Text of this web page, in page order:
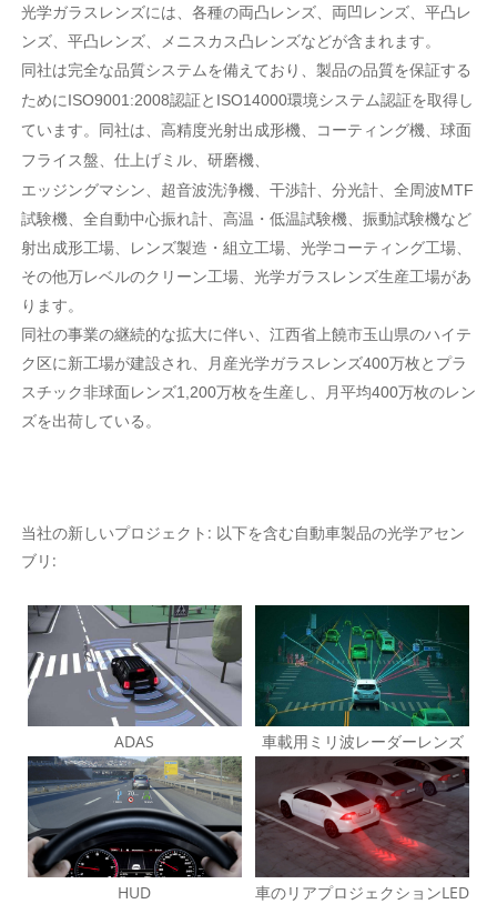
光学ガラスレンズには、各種の両凸レンズ、両凹レンズ、平凸レ
ンズ、平凸レンズ、メニスカス凸レンズなどが含まれます。
同社は完全な品質システムを備えており、製品の品質を保証する
ためにISO9001:2008認証とISO14000環境システム認証を取得し
ています。同社は、高精度光射出成形機、コーティング機、球面
フライス盤、仕上げミル、研磨機、
エッジングマシン、超音波洗浄機、干渉計、分光計、全周波MTF
試験機、全自動中心振れ計、高温・低温試験機、振動試験機など
射出成形工場、レンズ製造・組立工場、光学コーティング工場、
その他万レベルのクリーン工場、光学ガラスレンズ生産工場があ
ります。
同社の事業の継続的な拡大に伴い、江西省上饒市玉山県のハイテ
ク区に新工場が建設され、月産光学ガラスレンズ400万枚とプラ
スチック非球面レンズ1,200万枚を生産し、月平均400万枚のレン
ズを出荷している。
当社の新しいプロジェクト: 以下を含む自動車製品の光学アセン
ブリ:
ADAS 車載用ミリ波レーダーレンズ
HUD
車のリアプロジェクションLED